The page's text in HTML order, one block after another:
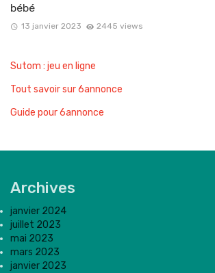
bébé
13 janvier 2023 2445 views
Sutom : jeu en ligne
Tout savoir sur 6annonce
Guide pour 6annonce
Archives
janvier 2024
juillet 2023
mai 2023
mars 2023
janvier 2023